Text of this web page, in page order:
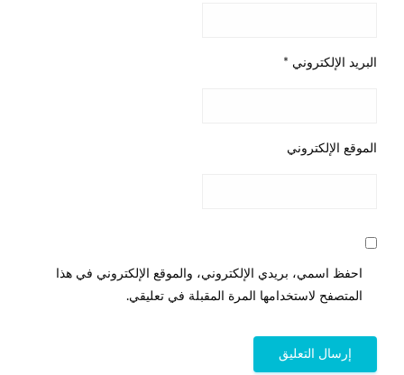
البريد الإلكتروني *
الموقع الإلكتروني
احفظ اسمي، بريدي الإلكتروني، والموقع الإلكتروني في هذا
المتصفح لاستخدامها المرة المقبلة في تعليقي.